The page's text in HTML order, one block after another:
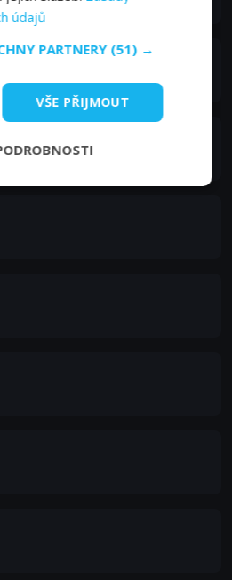
údajů
PARTNERY (51) →
VŠE PŘIJMOUT